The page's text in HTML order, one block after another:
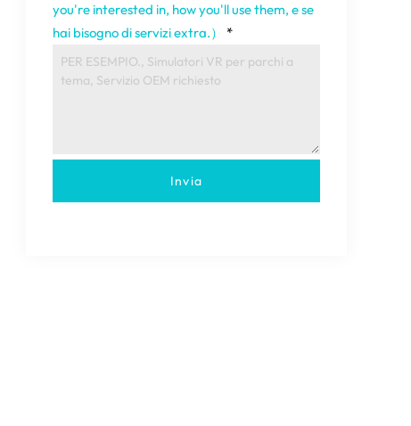
you're interested in, how you'll use them, e se
hai bisogno di servizi extra.）
*
Invia